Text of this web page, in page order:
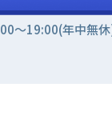
〜19:00(年中無